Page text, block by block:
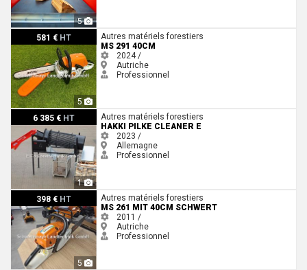
5
581 € HT
5
MS 291 40cm
Autres matériels forestiers
MS 291 40CM
2024 /
Autriche
Professionnel
6 385 € HT
1
Hakki Pilke Cleaner E
Autres matériels forestiers
HAKKI PILKE CLEANER E
2023 /
Allemagne
Professionnel
398 € HT
5
MS 261 mit 40cm SchwertAutres matériels forestiers
MS 261 MIT 40CM SCHWERT
2011 /
Autriche
Professionnel